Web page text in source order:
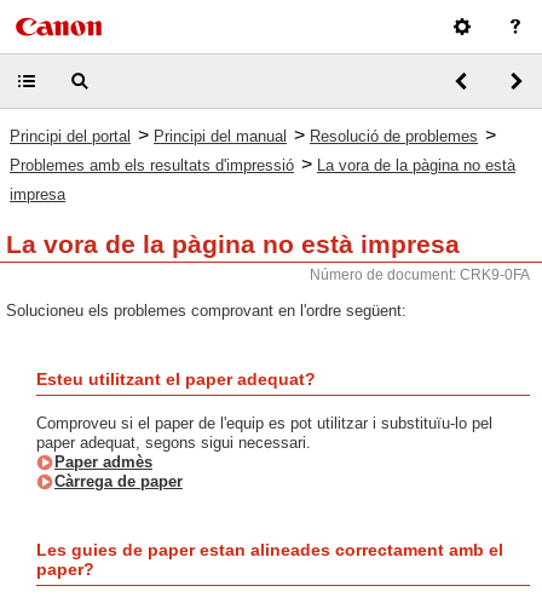
Principi del portal > Principi del manual > Resolució de problemes >
Problemes amb els resultats d'impressió > La vora de la pàgina no està
impresa
La vora de la pàgina no està impresa
Número de document: CRK9-0FA
Solucioneu els problemes comprovant en l'ordre següent:
Esteu utilitzant el paper adequat?
Comproveu si el paper de l'equip es pot utilitzar i substituïu-lo pel
paper adequat, segons sigui necessari.
Paper admès
Càrrega de paper
Les guies de paper estan alineades correctament amb el
paper?